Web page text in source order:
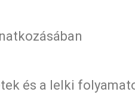
és a lelki